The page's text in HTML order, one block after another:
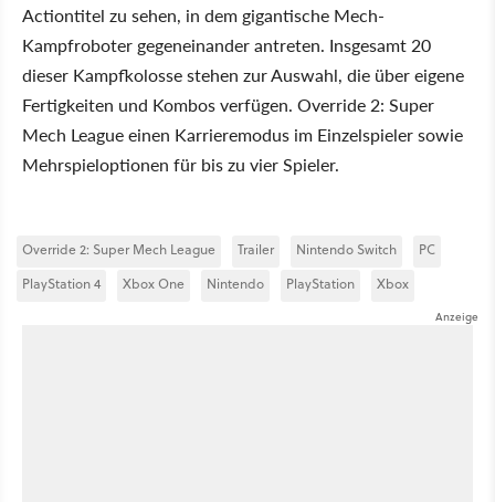
Actiontitel zu sehen, in dem gigantische Mech-
Kampfroboter gegeneinander antreten. Insgesamt 20
dieser Kampfkolosse stehen zur Auswahl, die über eigene
Fertigkeiten und Kombos verfügen. Override 2: Super
Mech League einen Karrieremodus im Einzelspieler sowie
Mehrspieloptionen für bis zu vier Spieler.
Override 2: Super Mech League Trailer Nintendo Switch
PC
PlayStation 4
Xbox One Nintendo PlayStation Xbox